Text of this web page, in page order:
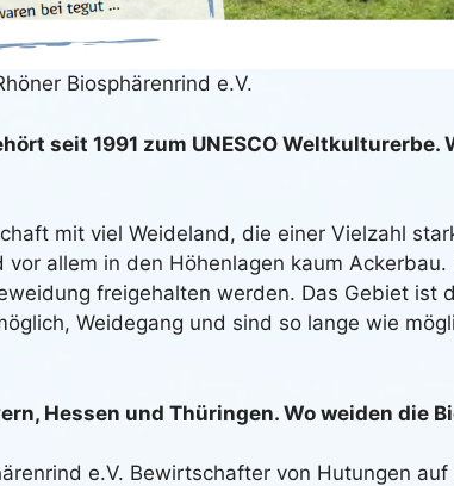
Biosphärenrind e.V.
seit 1991 zum UNESCO Weltkulturerbe.
mit viel Weideland, die einer Vielzahl
allem in den Höhenlagen kaum
freigehalten werden. Das Gebiet ist
Weidegang und sind so lange wie
Hessen und Thüringen. Wo weiden die
e.V. Bewirtschafter von Hutungen